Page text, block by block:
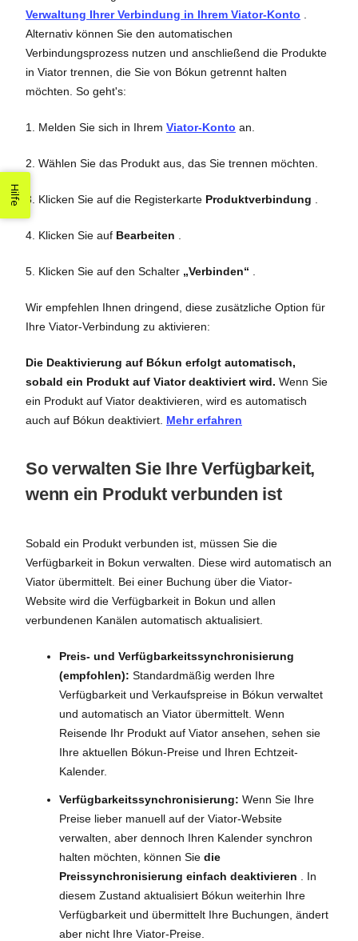
Verwaltung Ihrer Verbindung in Ihrem Viator-Konto
Alternativ können Sie den automatischen
Verbindungsprozess nutzen und anschließend die Produkte
in Viator trennen, die Sie von Bókun getrennt halten
möchten. So geht's:
1. Melden Sie sich in Ihrem Viator-Konto an.
2. Wählen Sie das Produkt aus, das Sie trennen möchten.
3. Klicken Sie auf die Registerkarte Produktverbindung
4. Klicken Sie auf Bearbeiten
5. Klicken Sie auf den Schalter „Verbinden“
Wir empfehlen Ihnen dringend, diese zusätzliche Option für
Ihre Viator-Verbindung zu aktivieren:
Die Deaktivierung auf Bókun erfolgt automatisch,
sobald ein Produkt auf Viator deaktiviert wird. Wenn Sie
ein Produkt auf Viator deaktivieren, wird es automatisch
auch auf Bókun deaktiviert. Mehr erfahren
So verwalten Sie Ihre Verfügbarkeit,
wenn ein Produkt verbunden ist
Sobald ein Produkt verbunden ist, müssen Sie die
Verfügbarkeit in Bokun verwalten. Diese wird automatisch an
Viator übermittelt. Bei einer Buchung über die Viator-
Website wird die Verfügbarkeit in Bokun und allen
verbundenen Kanälen automatisch aktualisiert.
Preis- und Verfügbarkeitssynchronisierung
(empfohlen): Standardmäßig werden Ihre
Verfügbarkeit und Verkaufspreise in Bókun verwaltet
und automatisch an Viator übermittelt. Wenn
Reisende Ihr Produkt auf Viator ansehen, sehen sie
Ihre aktuellen Bókun-Preise und Ihren Echtzeit-
Kalender.
Verfügbarkeitssynchronisierung: Wenn Sie Ihre
Preise lieber manuell auf der Viator-Website
verwalten, aber dennoch Ihren Kalender synchron
halten möchten, können Sie die
Preissynchronisierung einfach deaktivieren . In
diesem Zustand aktualisiert Bókun weiterhin Ihre
Verfügbarkeit und übermittelt Ihre Buchungen, ändert
aber nicht Ihre Viator-Preise.
Hilfe